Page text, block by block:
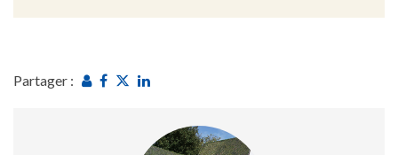
Partager :